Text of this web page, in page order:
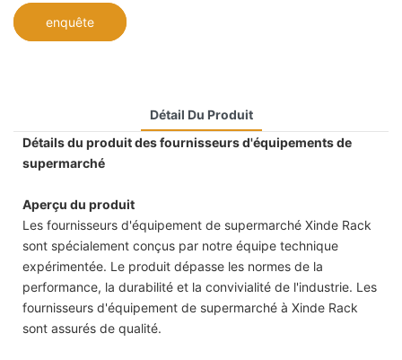
enquête
Détail Du Produit
Détails du produit des fournisseurs d'équipements de
supermarché
Aperçu du produit
Les fournisseurs d'équipement de supermarché Xinde Rack
sont spécialement conçus par notre équipe technique
expérimentée. Le produit dépasse les normes de la
performance, la durabilité et la convivialité de l'industrie. Les
fournisseurs d'équipement de supermarché à Xinde Rack
sont assurés de qualité.